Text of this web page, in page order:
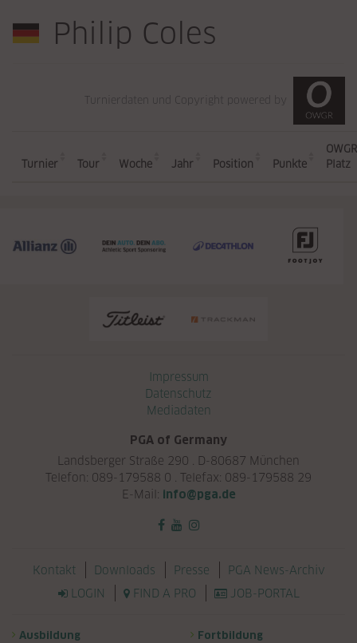
Philip Coles
Turnierdaten und Copyright powered by
Turnier Tour Woche Jahr Position Punkte
OWGR
Platz
Impressum
Datenschutz
Mediadaten
PGA of Germany
Landsberger Straße 290 . D-80687 München
Telefon: 089-179588 0 . Telefax: 089-179588 29
E-Mail: info@pga.de
Navigation überspringen
Kontakt Downloads Presse
PGA News-Archiv
LOGIN
FIND A PRO JOB-PORTAL
Navigation überspringen
Ausbildung
Fortbildung